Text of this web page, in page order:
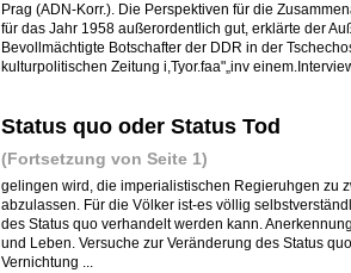
Prag (ADN-Korr.). Die Perspektiven für die
für das Jahr 1958 außerordentlich gut, erklärte der
Bevollmächtigte Botschafter der DDR in der
kulturpolitischen Zeitung i,Tyor.faa"„inv
Status quo oder Status Tod
(Fortsetzung von Seite 1)
gelingen wird, die imperialistischen Regieruhgen zu
abzulassen. Für die Völker ist-es völlig
des Status quo verhandelt werden kann.
und Leben. Versuche zur Veränderung des Status
Vernichtung ...